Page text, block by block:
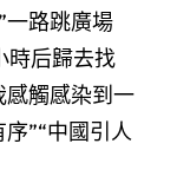
一路跳廣場
時后歸去找
觸感染到一
”“中國引人